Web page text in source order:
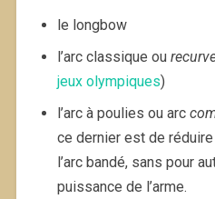
le longbow
l’arc classique ou
jeux olympiques)
l’arc à poulies ou arc
ce dernier est de
l’arc bandé, sans pour
puissance de l’arme.